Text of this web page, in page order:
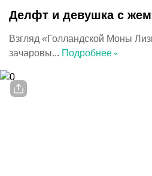
Делфт и девушка с
Взгляд «Голландской Моны
зачаровы... Подробнее⌃